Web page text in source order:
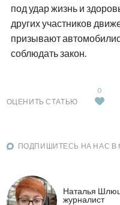
под удар жизнь и
других участников
призывают
соблюдать закон.
ОЦЕНИТЬ СТАТЬЮ
0
ПОДПИШИТЕСЬ НА НАС В
Наталья
журналист